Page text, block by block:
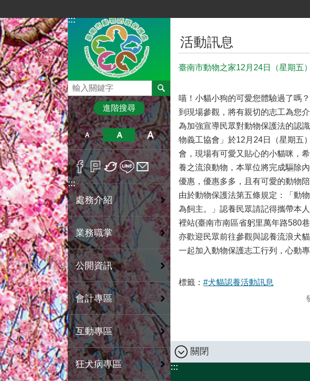
:::
搜尋
進階搜尋
:::
處務介紹
業務職掌
公開資訊
會計專區
互動專區
狂犬病專區
:::
活動訊息
臺南市動物之家12月24日（星期五
喵！小貓小狗的可愛您體驗過了嗎
到現場參觀，將有親切的志工為您
為加強宣導民眾對動物保護法的認
物義工協會」於12月24日（星期五
會，現場有可愛又貼心的小貓咪，
養之流浪動物，本單位將完成驅除
優惠，優惠多多，且有可愛的動物
由於動物保護法第五條規定：「動
為飼主。」認養民眾請記得攜帶本
裡站(臺南市南區省躬里萬年路580
亦歡迎民眾前往參觀與認養流浪犬
一起加入動物保護志工行列，心動
標籤： #犬貓認養活動訊息
關閉
:::